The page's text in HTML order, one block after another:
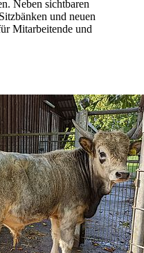
Neben sichtbaren
und neuen
Mitarbeitende und